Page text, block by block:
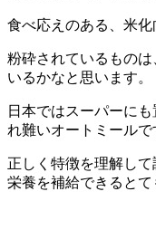
食べ応えのある、米化
粉砕されているもの
いるかなと思います。
日本ではスーパーに
れ難いオートミールで
正しく特徴を理解し
栄養を補給できるとて